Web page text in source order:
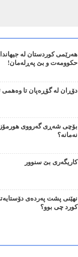
حکوومەت و بێ پەڕلەمان!
دۆڕان لە گۆڕەپان تا وەهمی
بۆچی شەڕی گەرووی
نەمانە؟
کاریگەری بێ سنوور
نهێنی پشت پەردەی
کورد چی بوو؟